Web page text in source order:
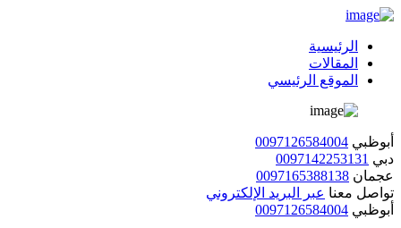
الرئيسية
المقالات
الموقع الرئيسي
أبوظبي 0097126584004
دبي 0097142253131
عجمان 0097165388138
تواصل معنا عبر البريد الإلكتروني
أبوظبي 0097126584004